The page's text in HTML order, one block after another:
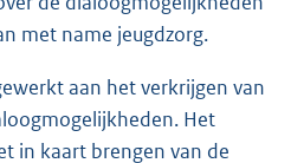
met name jeugdzorg.
aan het verkrijgen van
Het
in kaart brengen van de